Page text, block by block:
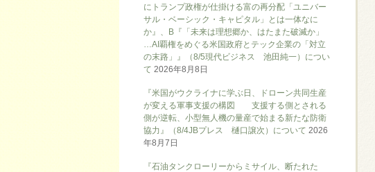
にトランプ政権が仕掛ける富の再分配「ユニバー
サル・ベーシック・キャピタル」とは一体なに
か』、B『「未来は理想郷か、はたまた破滅か」
…AI覇権をめぐる米国政府とテック企業の「対立
の末路」』（8/5現代ビジネス 池田純一）につい
て 2026年8月8日
『米国がウクライナに学ぶ日、ドローン共同生産
が変える軍事支援の構図 支援する側とされる
側が逆転、小型無人機の量産で始まる新たな防衛
協力』（8/4JBプレス 樋口譲次）について 2026
年8月7日
『石油タンクローリーからミサイル、断たれた